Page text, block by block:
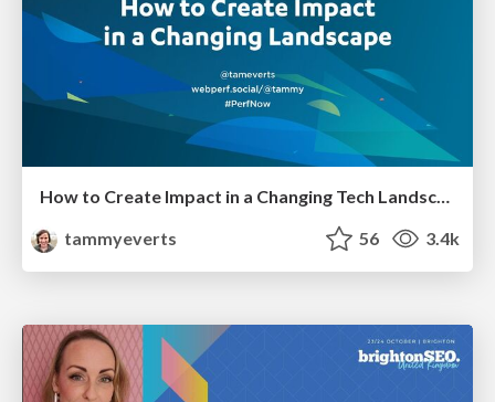
How to Create Impact in a Changing Tech Landscape [PerfNow 2023]
tammyeverts
56 3.4k